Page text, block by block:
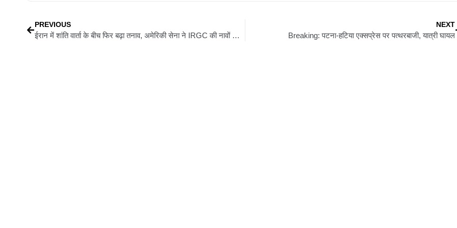
PREVIOUS
ईरान में शांति वार्ता के बीच फिर बढ़ा तनाव, अमेरिकी सेना ने IRGC की नावों और मिसाइल लॉन्च साइट पर की कार्रवाई
NEXT
Breaking: पटना-हटिया एक्सप्रेस पर पत्थरबाजी, यात्री घायल